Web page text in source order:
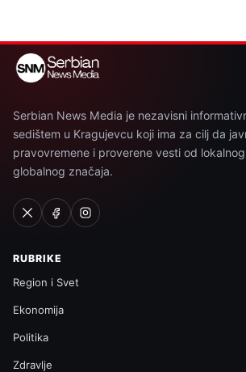
Serbian News Media je nezavisni
sedištem u Kragujevcu koji ima za cilj da
pravovremene i proverene vesti od
globalnog značaja.
RUBRIKE
Region i Svet
Ekonomija
Politika
Zdravlje